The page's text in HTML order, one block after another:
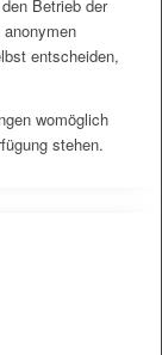
Betrieb der
entscheiden,
womöglich
stehen.